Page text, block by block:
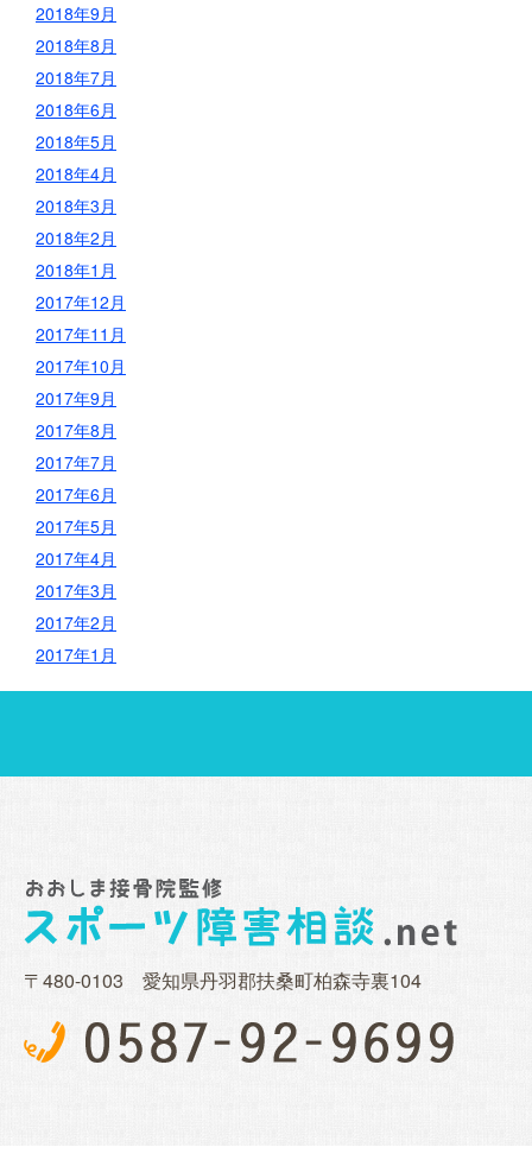
2018年9月
2018年8月
2018年7月
2018年6月
2018年5月
2018年4月
2018年3月
2018年2月
2018年1月
2017年12月
2017年11月
2017年10月
2017年9月
2017年8月
2017年7月
2017年6月
2017年5月
2017年4月
2017年3月
2017年2月
2017年1月
〒480-0103 愛知県丹羽郡扶桑町柏森寺裏104